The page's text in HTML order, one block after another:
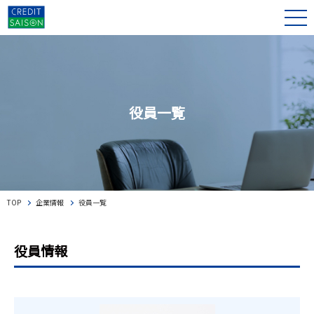
役員一覧
TOP 企業情報 役員一覧
役員情報